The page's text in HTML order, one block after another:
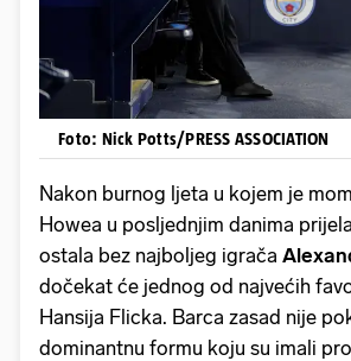
Foto: Nick Potts/PRESS ASSOCIATION
Nakon burnog ljeta u kojem je
Howea u posljednjim danima
ostala bez najboljeg igrača
dočekat će jednog od najvećih
Hansija Flicka. Barca zasad nije
dominantnu formu koju su imali